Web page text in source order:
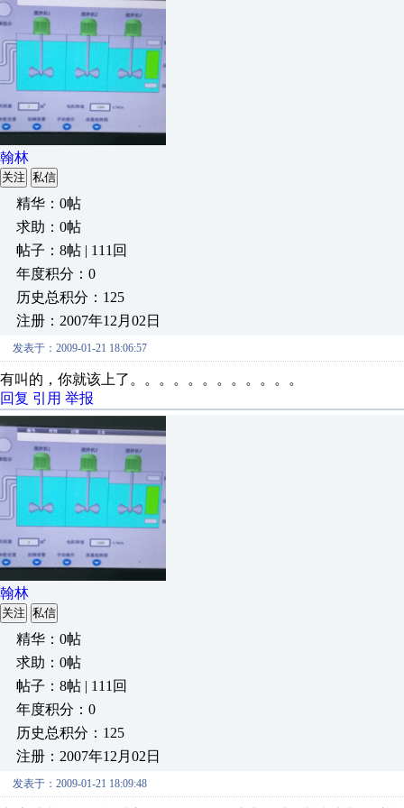
翰林
关注 私信
精华：0帖
求助：0帖
帖子：8帖 | 111回
年度积分：0
历史总积分：125
注册：2007年12月02日
发表于：2009-01-21 18:06:57
有叫的，你就该上了。。。。。。。。。。。。
回复 引用 举报
翰林
关注 私信
精华：0帖
求助：0帖
帖子：8帖 | 111回
年度积分：0
历史总积分：125
注册：2007年12月02日
发表于：2009-01-21 18:09:48